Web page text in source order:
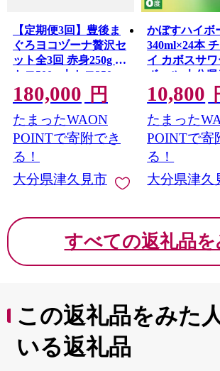
【定期便3回】豊後ま
ぐろヨコヅーナ贅沢セ
ット全3回 赤身250g 中
トロ500g 大トロ250g
マグロ まぐろ 鮪 赤身
大トロ 中トロ 刺身 刺
し身大分県産 九州産
津久見市
180,000 円
たまったWAON
POINTで寄附でき
る！
大分県津久見市
かぼすハイボ
340ml×24本
イ カボスサ
ボール 大分
産 津久見市
【tsu000101】
10,800
たまった
POINTで寄
る！
大分県津久
すべての返礼品を
この返礼品をみた
いる返礼品